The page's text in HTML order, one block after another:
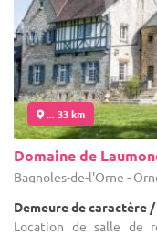
... 33 km
Domaine de
Bagnoles-de-l'Orne -
Demeure de caractère
Location de salle de